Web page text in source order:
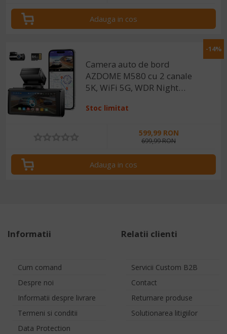
Adauga in cos
-14%
Camera auto de bord
AZDOME M580 cu 2 canale
5K, WiFi 5G, WDR Night
GPS, aplicatie dedicata, G-
Stoc limitat
599,99 RON
699,99 RON
Adauga in cos
Informatii
Cum comand
Despre noi
Informatii despre livrare
Termeni si conditii
Data Protection
Relatii clienti
Servicii Custom B2B
Contact
Returnare produse
Solutionarea litigiilor